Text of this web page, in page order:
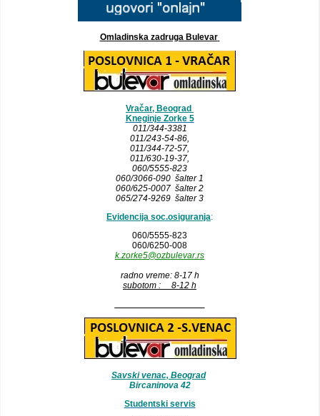
Omladinska zadruga Bulevar
Vračar, Beograd
Kneginje Zorke 5
011/344-3381
011/243-54-86,
011/344-72-57,
011/630-19-37,
060/5555-823
060/3066-090 šalter 1
060/625-0007 šalter 2
065/274-9269 šalter 3
Evidencija soc.osiguranja:
060/5555-823
060/6250-008
k.zorke5@ozbulevar.rs
radno vreme: 8-17 h
subotom : 8-12 h
Savski venac, Beograd
Bircaninova 42
Studentski servis